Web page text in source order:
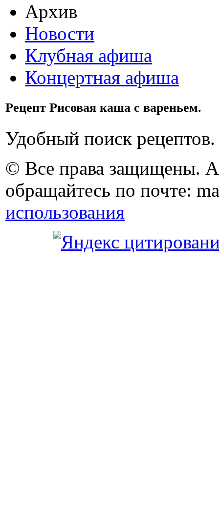
Архив
Новости
Клубная афиша
Концертная афиша
Рецепт Рисовая каша с вареньем.
Удобный поиск рецептов.
© Все права защищены.
обращайтесь по почте:
использования